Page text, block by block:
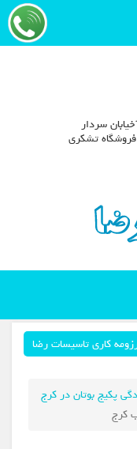
کرج - خیابان بهشتی روبروی کلانتری 11خیابان سردار
فروشگاه تشکری
کاری تاسیسات رضا
پکیج بوتان در کرج
کرج